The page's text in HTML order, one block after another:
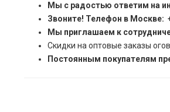
Мы с радостью ответим на
Звоните! Телефон в Москве:
Мы приглашаем к
Скидки на оптовые заказы
Постоянным покупателям